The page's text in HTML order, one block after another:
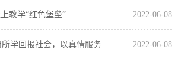
教学“红色堡垒” 2022-06-08
2022-06-08